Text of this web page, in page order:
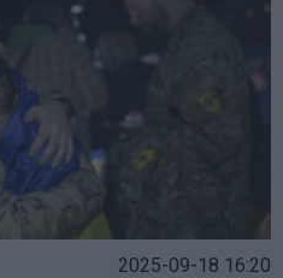
2025-09-18 16:20